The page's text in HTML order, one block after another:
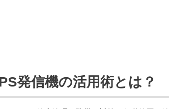
発信機の活用術とは？